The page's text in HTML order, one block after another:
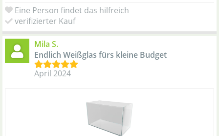
Eine Person findet das hilfreich
verifizierter Kauf
Mila S.
Endlich Weißglas fürs kleine Budget
April 2024